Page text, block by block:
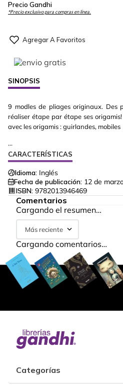
Precio Gandhi
*Precio exclusivo para compras en línea.
SINOPSIS
9 modles de pliages originaux. Des
réaliser étape par étape ses
avec les origamis : guirlandes, mobiles
...
CARACTERÍSTICAS
Idioma: Inglés
Fecha de publicación: 12 de
ISBN: 9782013946469
Comentarios
Cargando el resumen…
Más reciente
Cargando comentarios…
Categorías